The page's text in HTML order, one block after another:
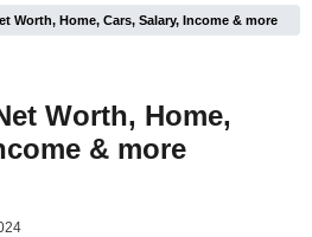
Worth, Home, Cars, Salary, Income & more
Worth, Home,
& more